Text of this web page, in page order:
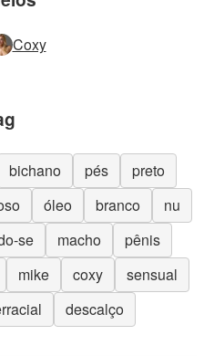
Coxy
bichano pés
preto
óleo branco
nu
se macho
pênis
mike coxy
sensual
descalço